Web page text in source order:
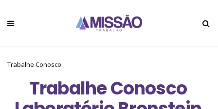
Trabalhe Conosco
Trabalhe Conosco